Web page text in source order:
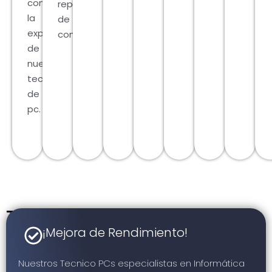
con
la
experiencia
de
nuestros
tecnicos
de
pc.
reparaciones
de
computo.
Te
Ofrecemos
las
¡Mejora de Rendimiento!
Nuestros Tecnico PCs especialistas en Informática